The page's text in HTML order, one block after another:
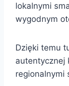
lokalnymi
wygodnym
Dzięki temu
autentycznej
regionalnymi